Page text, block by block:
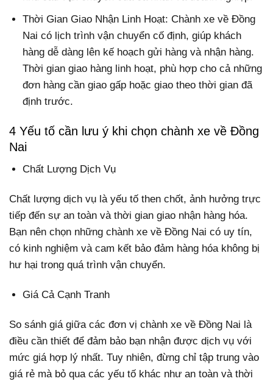
Thời Gian Giao Nhận Linh Hoạt: Chành xe về Đồng
Nai có lịch trình vận chuyển cố định, giúp khách
hàng dễ dàng lên kế hoạch gửi hàng và nhận hàng.
Thời gian giao hàng linh hoạt, phù hợp cho cả những
đơn hàng cần giao gấp hoặc giao theo thời gian đã
định trước.
4 Yếu tố cần lưu ý khi chọn chành xe về Đồng
Nai
Chất Lượng Dịch Vụ
Chất lượng dịch vụ là yếu tố then chốt, ảnh hưởng trực
tiếp đến sự an toàn và thời gian giao nhận hàng hóa.
Bạn nên chọn những chành xe về Đồng Nai có uy tín,
có kinh nghiệm và cam kết bảo đảm hàng hóa không bị
hư hại trong quá trình vận chuyển.
Giá Cả Cạnh Tranh
So sánh giá giữa các đơn vị chành xe về Đồng Nai là
điều cần thiết để đảm bảo bạn nhận được dịch vụ với
mức giá hợp lý nhất. Tuy nhiên, đừng chỉ tập trung vào
giá rẻ mà bỏ qua các yếu tố khác như an toàn và thời